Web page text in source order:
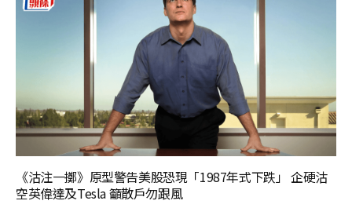
《沽注一擲》原型警告美股恐現「1987年式下跌」 企硬沽
空英偉達及Tesla 籲散戶勿跟風